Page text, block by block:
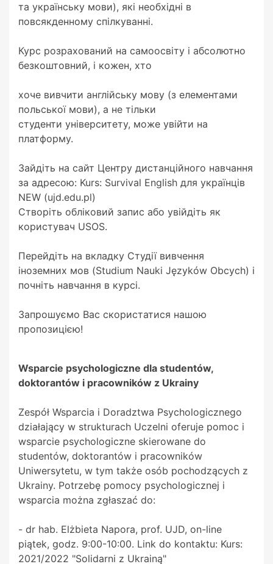
та українську мови), які необхідні в
повсякденному спілкуванні.
Курс розрахований на самоосвіту і абсолютно
безкоштовний, і кожен, хто
хоче вивчити англійську мову (з елементами
польської мови), а не тільки
студенти університету, може увійти на
платформу.
Зайдіть на сайт Центру дистанційного навчання
за адресою: Kurs: Survival English для українців
NEW (ujd.edu.pl)
Створіть обліковий запис або увійдіть як
користувач USOS.
Перейдіть на вкладку Студії вивчення
іноземних мов (Studium Nauki Języków Obcych) і
почніть навчання в курсі.
Запрошуємо Вас скористатися нашою
пропозицією!
Wsparcie psychologiczne dla studentów,
doktorantów i pracowników z Ukrainy
Zespół Wsparcia i Doradztwa Psychologicznego
działający w strukturach Uczelni oferuje pomoc i
wsparcie psychologiczne skierowane do
studentów, doktorantów i pracowników
Uniwersytetu, w tym także osób pochodzących z
Ukrainy. Potrzebę pomocy psychologicznej i
wsparcia można zgłaszać do:
- dr hab. Elżbieta Napora, prof. UJD, on-line
piątek, godz. 9:00-10:00. Link do kontaktu: Kurs:
2021/2022 "Solidarni z Ukrainą"